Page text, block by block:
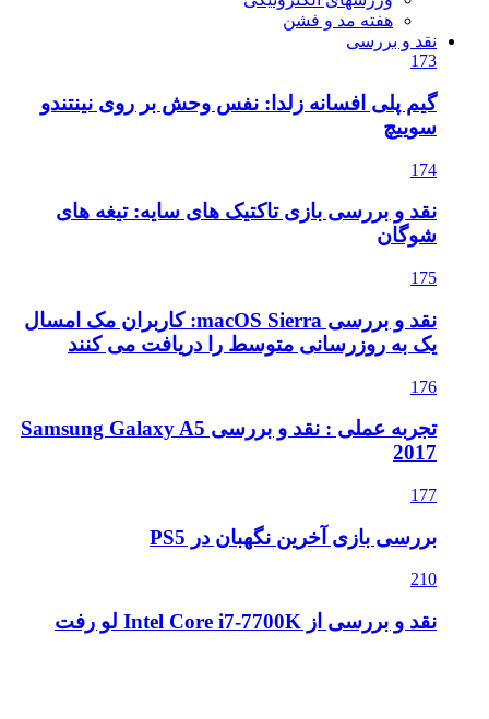
هفته مد و فشن
نقد و بررسی
173
گیم پلی افسانه زلدا: نفس وحش بر روی نینتندو
سوییچ
174
نقد و بررسی بازی تاکتیک های سایه: تیغه های
شوگان
175
نقد و بررسی macOS Sierra: کاربران مک امسال
یک به روزرسانی متوسط را دریافت می کنند
176
تجربه عملی : نقد و بررسی Samsung Galaxy A5
2017
177
بررسی بازی آخرین نگهبان در PS5
210
نقد و بررسی از Intel Core i7-7700K لو رفت